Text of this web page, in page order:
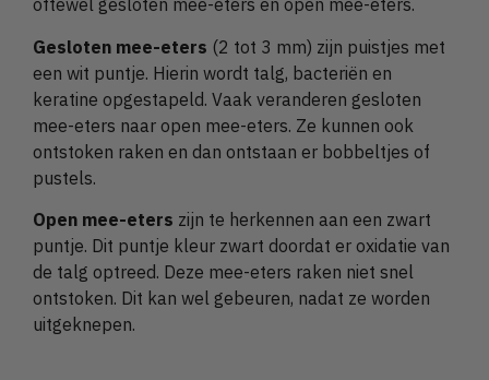
oftewel gesloten mee-eters en open mee-eters.
Gesloten mee-eters (2 tot 3 mm) zijn puistjes met
een wit puntje. Hierin wordt talg, bacteriën en
keratine opgestapeld. Vaak veranderen gesloten
mee-eters naar open mee-eters. Ze kunnen ook
ontstoken raken en dan ontstaan er bobbeltjes of
pustels.
Open mee-eters zijn te herkennen aan een zwart
puntje. Dit puntje kleur zwart doordat er oxidatie van
de talg optreed. Deze mee-eters raken niet snel
ontstoken. Dit kan wel gebeuren, nadat ze worden
uitgeknepen.